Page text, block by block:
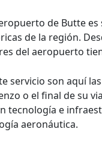
de Butte es
de la región.
del aeropuerto
servicio son aquí
o el final de su
tecnología e
aeronáutica.